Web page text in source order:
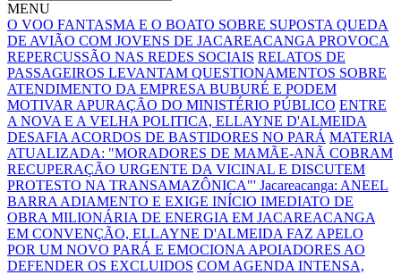
MENU
O VOO FANTASMA E O BOATO SOBRE SUPOSTA QUEDA
DE AVIÃO COM JOVENS DE JACAREACANGA PROVOCA
REPERCUSSÃO NAS REDES SOCIAIS RELATOS DE
PASSAGEIROS LEVANTAM QUESTIONAMENTOS SOBRE
ATENDIMENTO DA EMPRESA BUBURÉ E PODEM
MOTIVAR APURAÇÃO DO MINISTÉRIO PÚBLICO ENTRE
A NOVA E A VELHA POLITICA, ELLAYNE D'ALMEIDA
DESAFIA ACORDOS DE BASTIDORES NO PARÁ MATERIA
ATUALIZADA: "MORADORES DE MAMÃE-ANÃ COBRAM
RECUPERAÇÃO URGENTE DA VICINAL E DISCUTEM
PROTESTO NA TRANSAMAZÔNICA"' Jacareacanga: ANEEL
BARRA ADIAMENTO E EXIGE INÍCIO IMEDIATO DE
OBRA MILIONÁRIA DE ENERGIA EM JACAREACANGA
EM CONVENÇÃO, ELLAYNE D'ALMEIDA FAZ APELO
POR UM NOVO PARÁ E EMOCIONA APOIADORES AO
DEFENDER OS EXCLUIDOS COM AGENDA INTENSA,